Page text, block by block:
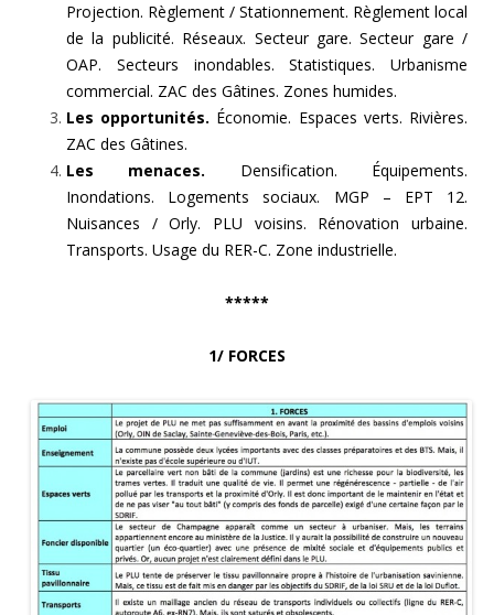
Projection. Règlement / Stationnement. Règlement local
de la publicité. Réseaux. Secteur gare. Secteur gare /
OAP. Secteurs inondables. Statistiques. Urbanisme
commercial. ZAC des Gâtines. Zones humides.
Les opportunités. Économie. Espaces verts. Rivières.
ZAC des Gâtines.
Les menaces. Densification. Équipements.
Inondations. Logements sociaux. MGP – EPT 12.
Nuisances / Orly. PLU voisins. Rénovation urbaine.
Transports. Usage du RER-C. Zone industrielle.
*****
1/ FORCES